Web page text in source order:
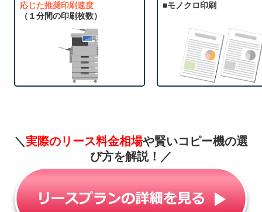
応じた推奨印刷速度
（１分間の印刷枚数）
■モノクロ印刷
＼実際のリース料金相場や賢いコピー機の選
び方を解説！ ／